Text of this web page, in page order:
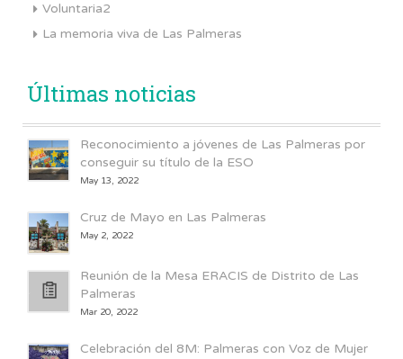
Voluntaria2
La memoria viva de Las Palmeras
Últimas noticias
Reconocimiento a jóvenes de Las Palmeras por
conseguir su título de la ESO
May 13, 2022
Cruz de Mayo en Las Palmeras
May 2, 2022
Reunión de la Mesa ERACIS de Distrito de Las
Palmeras
Mar 20, 2022
Celebración del 8M: Palmeras con Voz de Mujer